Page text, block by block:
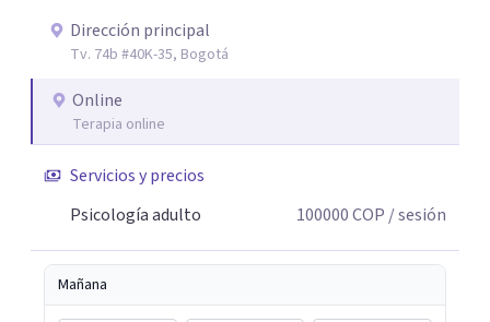
Dirección principal
Tv. 74b #40K-35, Bogotá
Online
Terapia online
Servicios y precios
Psicología adulto
100000COP / sesión
Mañana